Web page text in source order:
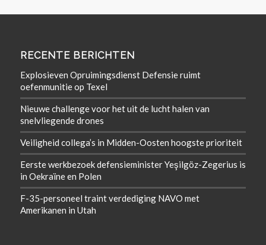
RECENTE BERICHTEN
Explosieven Opruimingsdienst Defensie ruimt
oefenmunitie op Texel
Nieuwe challenge voor het uit de lucht halen van
snelvliegende drones
Veiligheid collega’s in Midden-Oosten hoogste prioriteit
Eerste werkbezoek defensieminister Yeşilgöz-Zegerius is
in Oekraïne en Polen
F-35-personeel traint verdediging NAVO met
Amerikanen in Utah